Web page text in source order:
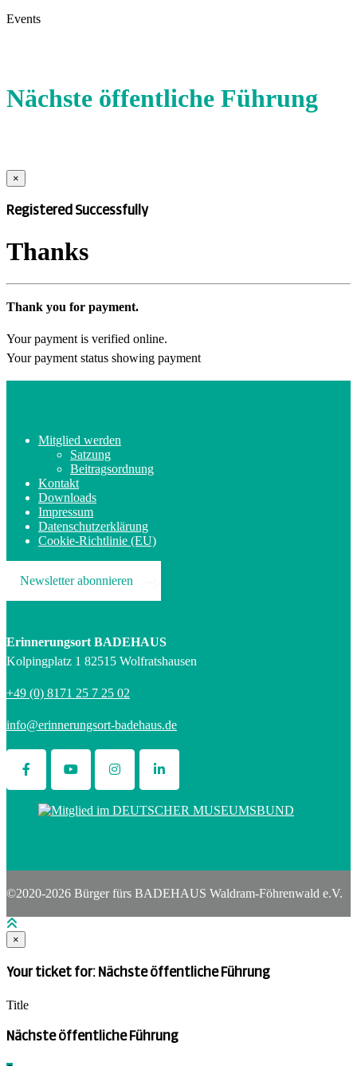
Events
Nächste öffentliche Führung
×
Registered Successfully
Thanks
Thank you for payment.
Your payment is verified online.
Your payment status showing payment
Mitglied werden
Satzung
Beitragsordnung
Kontakt
Downloads
Impressum
Datenschutzerklärung
Cookie-Richtlinie (EU)
Newsletter abonnieren
Erinnerungsort BADEHAUS
Kolpingplatz 1 82515 Wolfratshausen
+49 (0) 8171 25 7 25 02
info@erinnerungsort-badehaus.de
©2020-2026 Bürger fürs BADEHAUS Waldram-Föhrenwald e.V.
×
Your ticket for: Nächste öffentliche Führung
Title
Nächste öffentliche Führung